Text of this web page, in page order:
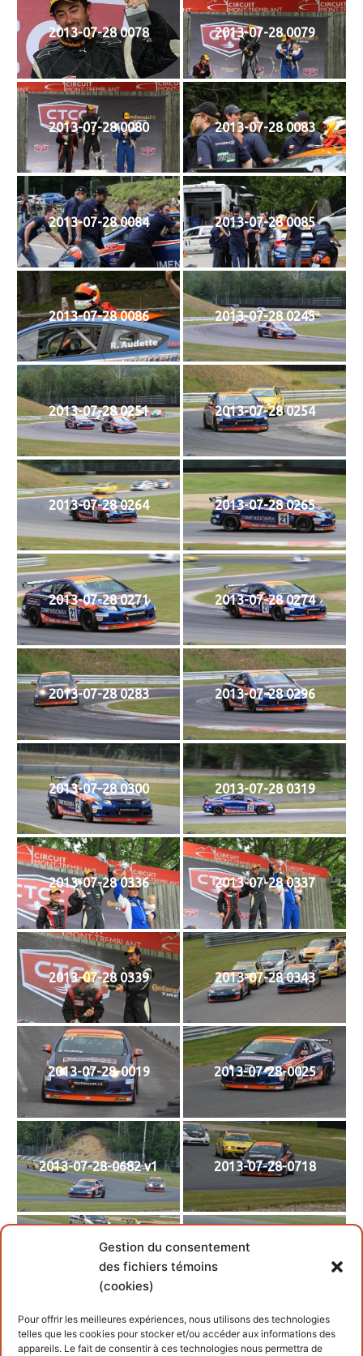
Gestion du consentement
des fichiers témoins
(cookies)
Pour offrir les meilleures expériences, nous utilisons des technologies
telles que les cookies pour stocker et/ou accéder aux informations des
appareils. Le fait de consentir à ces technologies nous permettra de
2013-07-28 0078 2013-07-28 0079
2013-07-28 0080 2013-07-28 0083
2013-07-28 0084 2013-07-28 0085
2013-07-28 0086 2013-07-28 0245
2013-07-28 0251 2013-07-28 0254
2013-07-28 0264 2013-07-28 0265
2013-07-28 0271 2013-07-28 0274
2013-07-28 0283 2013-07-28 0296
2013-07-28 0300 2013-07-28 0319
2013-07-28 0336 2013-07-28 0337
2013-07-28 0339 2013-07-28 0343
2013-07-28-0019 2013-07-28-0025
2013-07-28-0682 v1 2013-07-28-0718
2013-07-28-0736 2013-07-28-0748